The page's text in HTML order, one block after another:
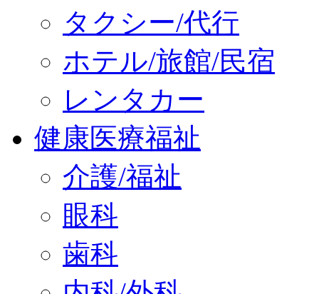
タクシー/代行
ホテル/旅館/民宿
レンタカー
健康医療福祉
介護/福祉
眼科
歯科